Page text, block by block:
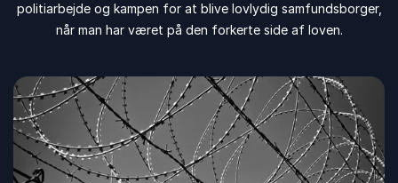
politiarbejde og kampen for at blive lovlydig samfundsborger,
når man har været på den forkerte side af loven.